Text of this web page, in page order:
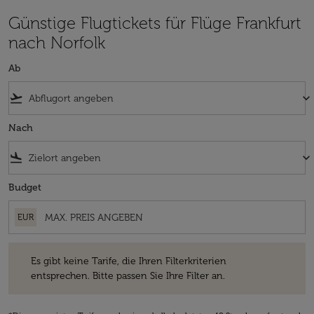
Günstige Flugtickets für Flüge Frankfurt
nach Norfolk
Ab
flight_takeoff keyboard_arrow_down
Nach
flight_land keyboard_arrow_down
Budget
EUR
Es gibt keine Tarife, die Ihren Filterkriterien
entsprechen. Bitte passen Sie Ihre Filter an.